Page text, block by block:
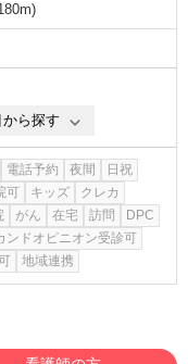
)
ら探す
電話予約 夜間
日祝
可 キッズ
クレカ
がん 在宅 訪問
DPC
ンドオピニオン受診可
地域連携